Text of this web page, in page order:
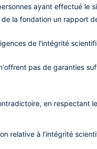
ayant effectué le
la fondation un rapport
de l'intégrité
pas de garanties
en respectant
relative à l’intégrité